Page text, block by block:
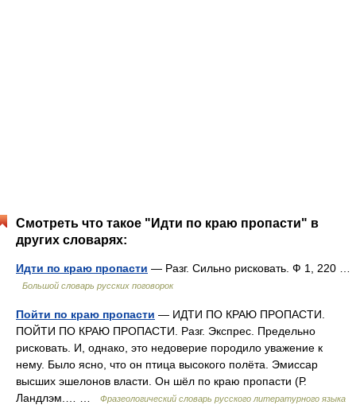
Смотреть что такое "Идти по краю пропасти" в
других словарях:
Идти по краю пропасти — Разг. Сильно рисковать. Ф 1, 220 …
Большой словарь русских поговорок
Пойти по краю пропасти — ИДТИ ПО КРАЮ ПРОПАСТИ.
ПОЙТИ ПО КРАЮ ПРОПАСТИ. Разг. Экспрес. Предельно
рисковать. И, однако, это недоверие породило уважение к
нему. Было ясно, что он птица высокого полёта. Эмиссар
высших эшелонов власти. Он шёл по краю пропасти (Р.
Ландлэм.… …
Фразеологический словарь русского литературного языка